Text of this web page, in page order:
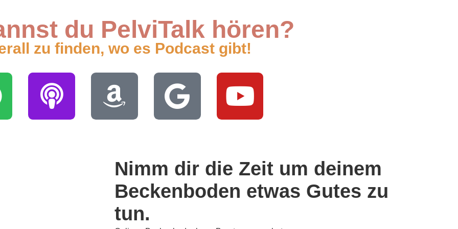
du PelviTalk hören?
zu finden, wo es Podcast gibt!
Nimm dir die Zeit um deinem
Beckenboden etwas Gutes zu
tun.